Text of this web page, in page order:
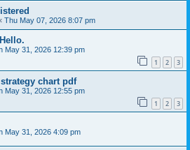
Thu May 07, 2026 8:07 pm
May 31, 2026 12:39 pm
1 2 3
chart pdf
May 31, 2026 12:55 pm
1 2 3
May 31, 2026 4:09 pm